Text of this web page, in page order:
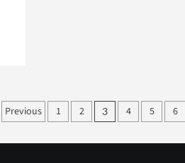
Posts
pagination
Previous 1 2 3 4 5 6